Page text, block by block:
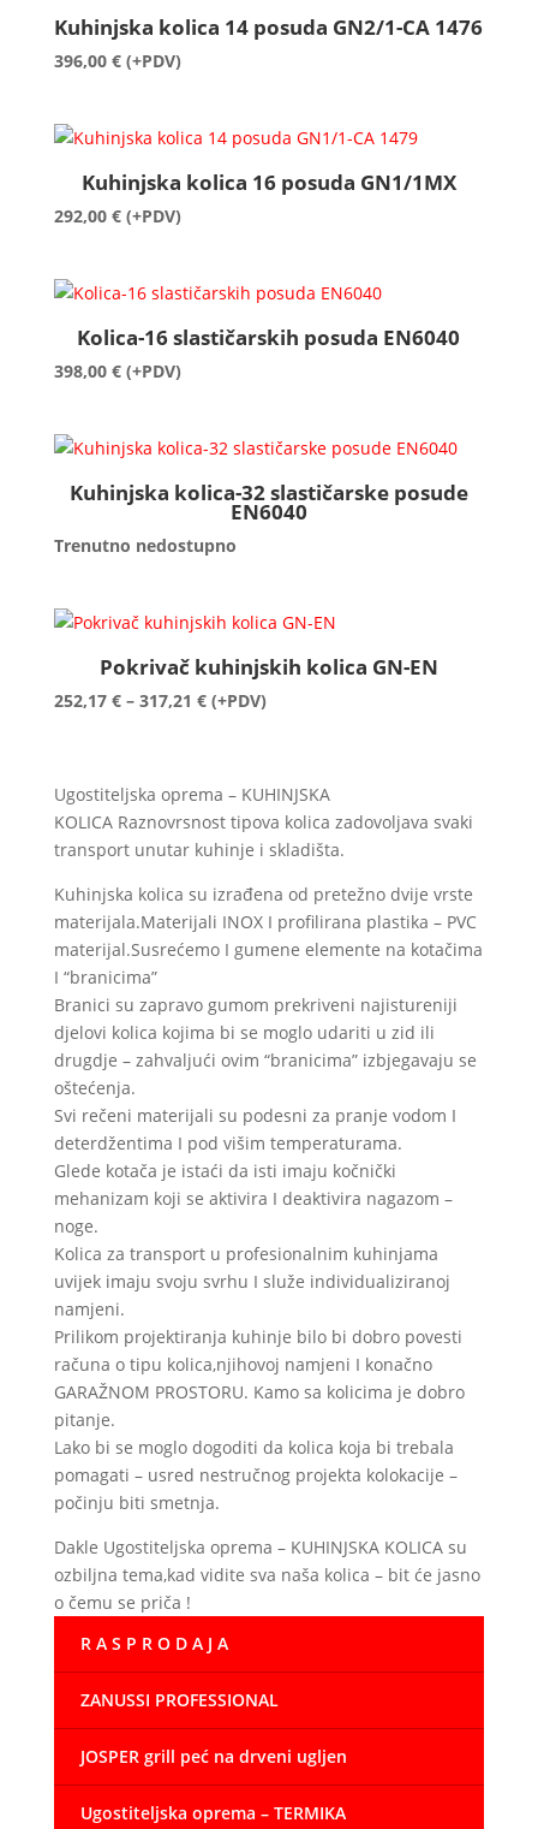
Kuhinjska kolica 14 posuda GN2/1-CA 1476
396,00 € (+PDV)
Kuhinjska kolica 16 posuda GN1/1MX
292,00 € (+PDV)
Kolica-16 slastičarskih posuda EN6040
398,00 € (+PDV)
Kuhinjska kolica-32 slastičarske posude
EN6040
Trenutno nedostupno
Pokrivač kuhinjskih kolica GN-EN
252,17 € – 317,21 €Raspon
317,21 €
(+PDV)
Ugostiteljska oprema – KUHINJSKA
KOLICA Raznovrsnost tipova kolica zadovoljava svaki
transport unutar kuhinje i skladišta.
Kuhinjska kolica su izrađena od pretežno dvije vrste
materijala.Materijali INOX I profilirana plastika – PVC
materijal.Susrećemo I gumene elemente na kotačima
I “branicima”
Branici su zapravo gumom prekriveni najistureniji
djelovi kolica kojima bi se moglo udariti u zid ili
drugdje – zahvaljući ovim “branicima” izbjegavaju se
oštećenja.
Svi rečeni materijali su podesni za pranje vodom I
deterdžentima I pod višim temperaturama.
Glede kotača je istaći da isti imaju kočnički
mehanizam koji se aktivira I deaktivira nagazom –
noge.
Kolica za transport u profesionalnim kuhinjama
uvijek imaju svoju svrhu I služe individualiziranoj
namjeni.
Prilikom projektiranja kuhinje bilo bi dobro povesti
računa o tipu kolica,njihovoj namjeni I konačno
GARAŽNOM PROSTORU. Kamo sa kolicima je dobro
pitanje.
Lako bi se moglo dogoditi da kolica koja bi trebala
pomagati – usred nestručnog projekta kolokacije –
počinju biti smetnja.
Dakle Ugostiteljska oprema – KUHINJSKA KOLICA su
ozbiljna tema,kad vidite sva naša kolica – bit će jasno
o čemu se priča !
R A S P R O D A J A
ZANUSSI PROFESSIONAL
JOSPER grill peć na drveni ugljen
Ugostiteljska oprema – TERMIKA